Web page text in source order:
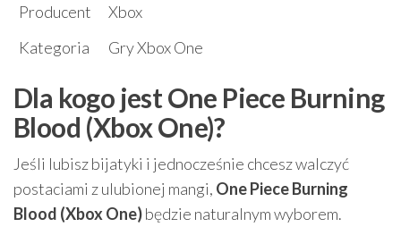
Producent
Xbox
Kategoria
Gry Xbox One
Dla kogo jest One Piece Burning
Blood (Xbox One)?
Jeśli lubisz bijatyki i jednocześnie chcesz walczyć
postaciami z ulubionej mangi, One Piece Burning
Blood (Xbox One)będzie naturalnym wyborem.